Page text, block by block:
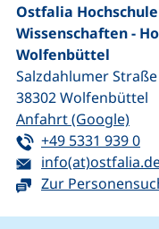
Ostfalia
Wissenschaften -
Wolfenbüttel
Salzdahlumer
38302Wolfenbüttel
Anfahrt (Google)
Tel:
+49 5331 939 0
E-Mail:
Zur